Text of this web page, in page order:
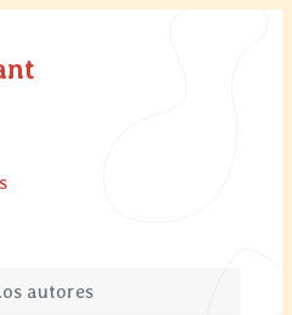
autores